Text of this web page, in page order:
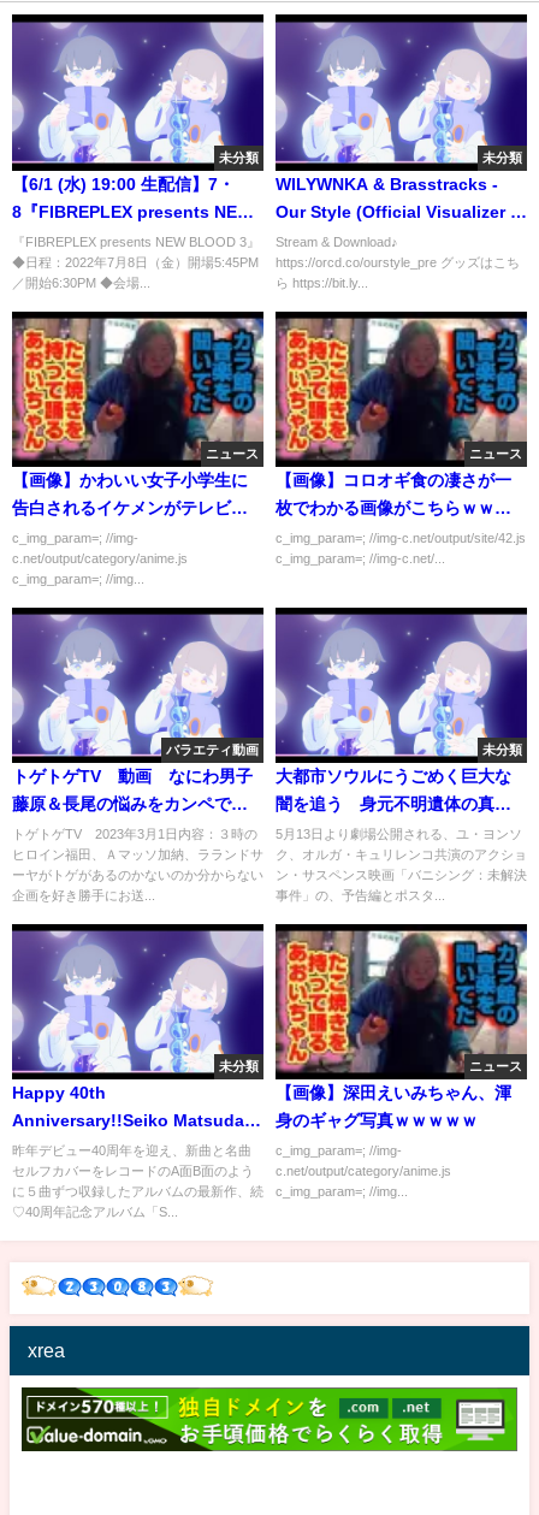
未分類
【6/1 (水) 19:00 生配信】7・
8『FIBREPLEX presents NEW
BLOOD 3』記者会見
【#STARDOM 】
『FIBREPLEX presents NEW BLOOD 3』
◆日程：2022年7月8日（金）開場5:45PM
／開始6:30PM ◆会場...
未分類
WILYWNKA & Brasstracks -
Our Style (Official Visualizer 歌
詞付き)
Stream & Download♪
https://orcd.co/ourstyle_pre グッズはこち
ら https://bit.ly...
ニュース
【画像】かわいい女子小学生に
告白されるイケメンがテレビで
写り嫉妬の嵐
c_img_param=; //img-
c.net/output/category/anime.js
c_img_param=; //img...
ニュース
【画像】コロオギ食の凄さが一
枚でわかる画像がこちらｗｗｗ
ｗｗ
c_img_param=; //img-c.net/output/site/42.js
c_img_param=; //img-c.net/...
バラエティ動画
トゲトゲTV 動画 なにわ男子
藤原＆長尾の悩みをカンペで解
決 3月1日
トゲトゲTV 2023年3月1日内容：３時の
ヒロイン福田、Ａマッソ加納、ラランドサ
ーヤがトゲがあるのかないのか分からない
企画を好き勝手にお送...
未分類
大都市ソウルにうごめく巨大な
闇を追う 身元不明遺体の真相
に迫る刑事と国際法医学者 映
画「バニシング：未解決事件」
予告
5月13日より劇場公開される、ユ・ヨンソ
ク、オルガ・キュリレンコ共演のアクショ
ン・サスペンス映画「バニシング：未解決
事件」の、予告編とポスタ...
未分類
Happy 40th
Anniversary!!Seiko Matsuda
Concert Tour 2020～2021ダイ
ジェスト映像
昨年デビュー40周年を迎え、新曲と名曲
セルフカバーをレコードのA面B面のよう
に５曲ずつ収録したアルバムの最新作、続
♡40周年記念アルバム「S...
ニュース
【画像】深田えいみちゃん、渾
身のギャグ写真ｗｗｗｗｗ
c_img_param=; //img-
c.net/output/category/anime.js
c_img_param=; //img...
xrea